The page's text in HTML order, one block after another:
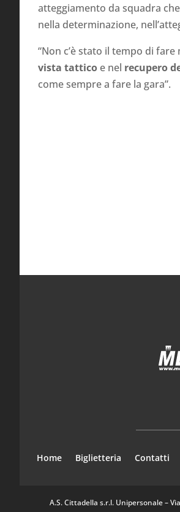
atteggiamento da squadra
nella determinazione,
“Non c’è stato il tempo di
vista tattico e nel recupero
come sempre a fare la gara”.
Home Biglietteria Contatti
A.S. Cittadella s.r.l. Unipersonale –